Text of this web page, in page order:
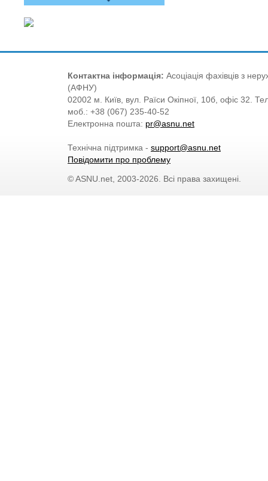
Контактна інформація: Асоціація фахівців з
(АФНУ)
02002 м. Київ, вул. Раїси Окіпної, 10б, офіс 32.
моб.: +38 (067) 235-40-52
Електронна пошта: pr@asnu.net
Технічна підтримка - support@asnu.net
Повідомити про проблему
© ASNU.net, 2003-2026. Всі права захищені.